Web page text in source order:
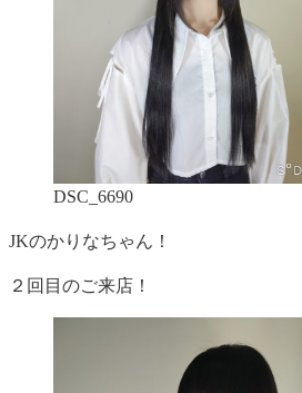
DSC_6690
JKのかりなちゃん！
２回目のご来店！